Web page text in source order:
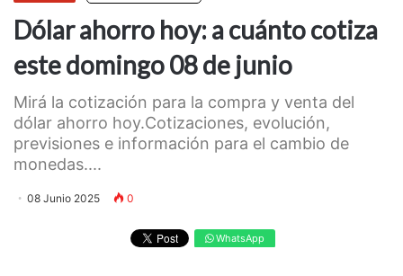
Dólar ahorro hoy: a cuánto cotiza
este domingo 08 de junio
Mirá la cotización para la compra y venta del
dólar ahorro hoy.Cotizaciones, evolución,
previsiones e información para el cambio de
monedas....
08 Junio 2025 0
WhatsApp